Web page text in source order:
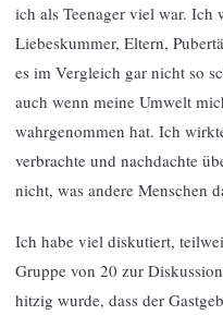
ich als Teenager viel war. Ich
Liebeskummer, Eltern,
es im Vergleich gar nicht so
auch wenn meine Umwelt
wahrgenommen hat. Ich
verbrachte und nachdachte
nicht, was andere Menschen
Ich habe viel diskutiert,
Gruppe von 20 zur
hitzig wurde, dass der